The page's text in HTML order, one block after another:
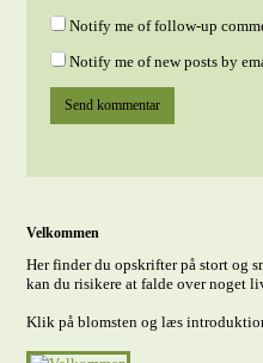
Notify me of follow-up
Notify me of new posts by
Velkommen
Her finder du opskrifter på stort og
kan du risikere at falde over noget
Klik på blomsten og læs